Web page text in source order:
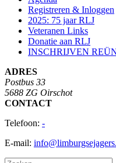
Registreren & Inloggen
2025: 75 jaar RLJ
Veteranen Links
Donatie aan RLJ
INSCHRIJVEN
ADRES
Postbus 33
5688 ZG Oirschot
CONTACT
Telefoon: -
E-mail: